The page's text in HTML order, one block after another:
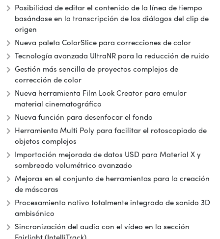
Posibilidad de editar el contenido de la línea de tiempo
basándose en la transcripción de los diálogos del clip de
origen
Nueva paleta ColorSlice para correcciones de color
Tecnología avanzada UltraNR para la reducción de ruido
Gestión más sencilla de proyectos complejos de
corrección de color
Nueva herramienta Film Look Creator para emular
material cinematográfico
Nueva función para desenfocar el fondo
Herramienta Multi Poly para facilitar el rotoscopiado de
objetos complejos
Importación mejorada de datos USD para Material X y
sombreado volumétrico avanzado
Mejoras en el conjunto de herramientas para la creación
de máscaras
Procesamiento nativo totalmente integrado de sonido 3D
ambisónico
Sincronización del audio con el vídeo en la sección